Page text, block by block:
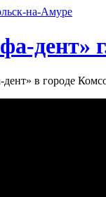
дент»‎
в городе